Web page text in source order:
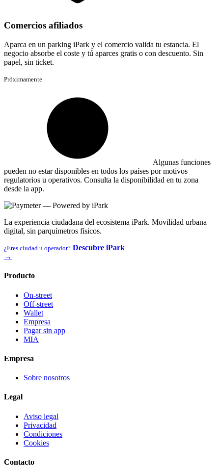
Comercios afiliados
Aparca en un parking iPark y el comercio valida tu estancia. El
negocio absorbe el coste y tú aparces gratis o con descuento. Sin
papel, sin ticket.
Próximamente
Algunas funciones
pueden no estar disponibles en todos los países por motivos
regulatorios u operativos. Consulta la disponibilidad en tu zona
desde la app.
La experiencia ciudadana del ecosistema iPark. Movilidad urbana
digital, sin parquímetros físicos.
¿Eres ciudad u operador? Descubre iPark
→
Producto
On-street
Off-street
Wallet
Empresa
Pagar sin app
MIA
Empresa
Sobre nosotros
Legal
Aviso legal
Privacidad
Condiciones
Cookies
Contacto